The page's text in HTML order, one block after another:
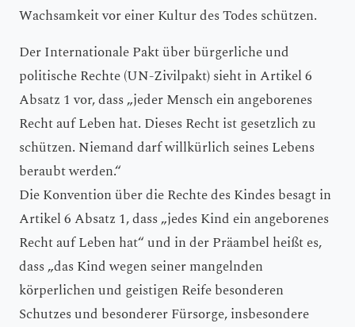
Wachsamkeit vor einer Kultur des Todes schützen.
Der Internationale Pakt über bürgerliche und
politische Rechte (UN-Zivilpakt) sieht in Artikel 6
Absatz 1 vor, dass „jeder Mensch ein angeborenes
Recht auf Leben hat. Dieses Recht ist gesetzlich zu
schützen. Niemand darf willkürlich seines Lebens
beraubt werden.“
Die Konvention über die Rechte des Kindes besagt in
Artikel 6 Absatz 1, dass „jedes Kind ein angeborenes
Recht auf Leben hat“ und in der Präambel heißt es,
dass „das Kind wegen seiner mangelnden
körperlichen und geistigen Reife besonderen
Schutzes und besonderer Fürsorge, insbesondere